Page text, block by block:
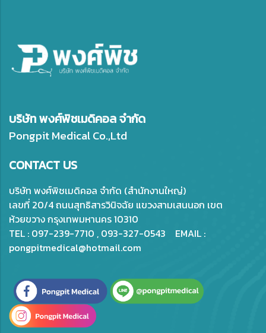
บริษัท พงศ์พิชเมดิคอล จำกัด
Pongpit Medical Co.,Ltd
CONTACT US
บริษัท พงศ์พิชเมดิคอล จำกัด (สำนักงานใหญ่)
เลขที่ 20/4 ถนนสุทธิสารวินิจฉัย แขวงสามเสนนอก เขต
ห้วยขวาง กรุงเทพมหานคร 10310
TEL : 097-239-7710 , 093-327-0543 EMAIL :
pongpitmedical@hotmail.com